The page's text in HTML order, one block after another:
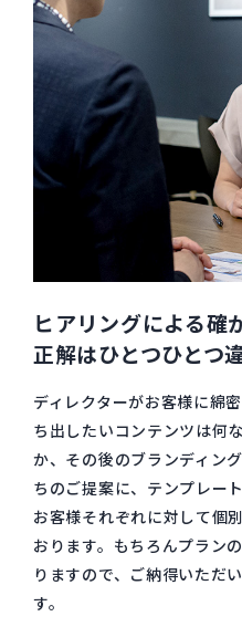
ヒアリングによる確
正解はひとつひとつ
ディレクターがお客様に綿
ち出したいコンテンツは何
か、その後のブランディ
ちのご提案に、テンプレー
お客様それぞれに対して個
おります。もちろんプラン
りますので、ご納得いただ
す。